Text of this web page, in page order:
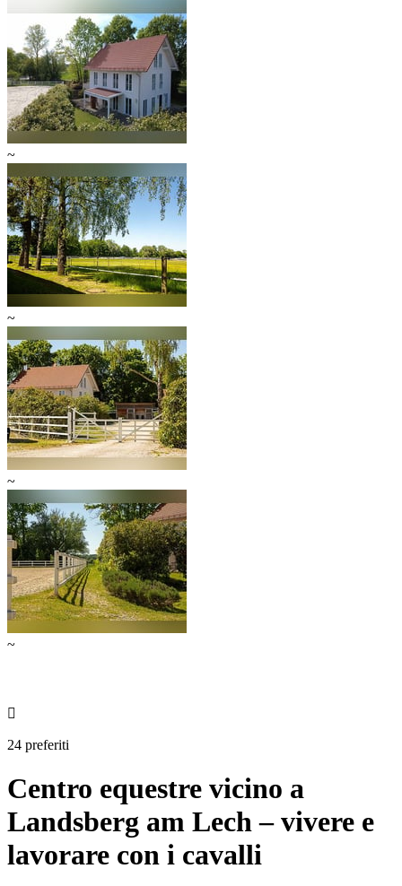
~
~
~
~

24 preferiti
Centro equestre vicino a
Landsberg am Lech – vivere e
lavorare con i cavalli